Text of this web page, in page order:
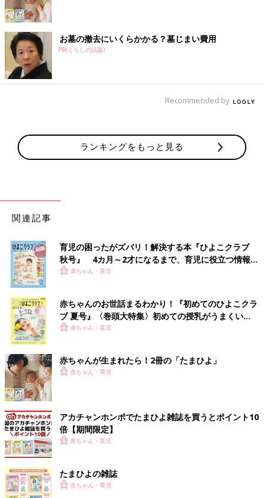
お墓の撤去にいくらかかる？墓じまい費用
PR(くらしの話題)
Recommended by
ランキングをもっと見る
関連記事
育児の困ったがズバリ！解決する本『ひよこクラブ
秋号』 4カ月～2才になるまで、育児に役立つ情報が
いっぱい！
赤ちゃん・育児
赤ちゃんのお世話まるわかり！『初めてのひよこクラ
ブ 夏号』〈巻頭大特集〉初めての授乳がうまくい
く！ おっぱい・ミルクの基本と夏のトラブル 解決テ
赤ちゃん・育児
赤ちゃんが生まれたら！2冊の「たまひよ」
赤ちゃん・育児
アカチャンホンポでたまひよ雑誌を買うとポイント10
倍【期間限定】
赤ちゃん・育児
たまひよの雑誌
赤ちゃん・育児